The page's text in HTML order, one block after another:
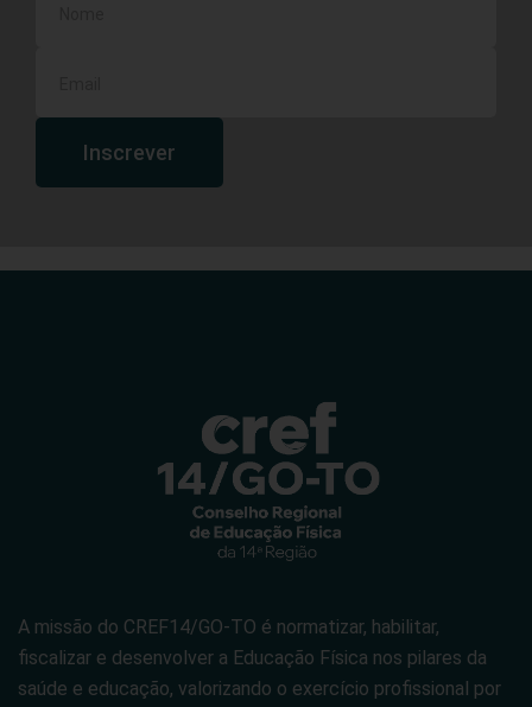
Inscrever
A missão do CREF14/GO-TO é normatizar, habilitar,
fiscalizar e desenvolver a Educação Física nos pilares da
saúde e educação, valorizando o exercício profissional por